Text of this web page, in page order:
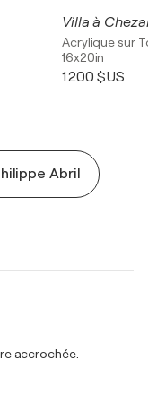
Villa à
Acrylique sur
16x20in
1 200 $US
Abril
accrochée.